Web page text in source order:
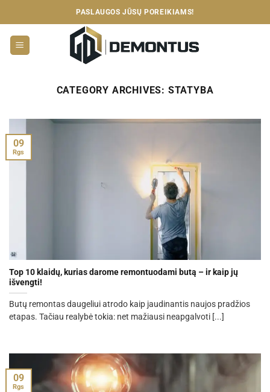
to
content
PASLAUGOS JŪSŲ POREIKIAMS!
CATEGORY ARCHIVES: STATYBA
Top 10 klaidų, kurias darome remontuodami butą – ir kaip jų
išvengti!
Butų remontas daugeliui atrodo kaip jaudinantis naujos pradžios
etapas. Tačiau realybė tokia: net mažiausi neapgalvoti [...]
09
Rgs
09
Rgs